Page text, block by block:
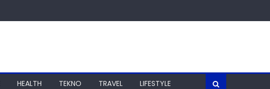
HEALTH TEKNO TRAVEL LIFESTYLE